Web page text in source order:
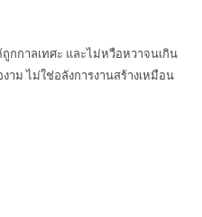
กกาลเทศะ และไม่หวือหวาจนเกิน
าม ไม่ใช่อลังการงานสร้างเหมือน